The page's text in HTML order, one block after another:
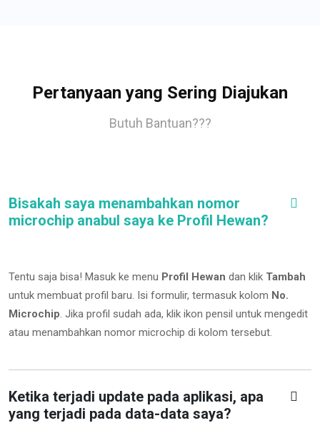
Pertanyaan yang Sering Diajukan
Butuh Bantuan???
Bisakah saya menambahkan nomor
microchip anabul saya ke Profil Hewan?
Tentu saja bisa! Masuk ke menu Profil Hewan dan klik Tambah
untuk membuat profil baru. Isi formulir, termasuk kolom No.
Microchip. Jika profil sudah ada, klik ikon pensil untuk mengedit
atau menambahkan nomor microchip di kolom tersebut.
Ketika terjadi update pada aplikasi, apa
yang terjadi pada data-data saya?